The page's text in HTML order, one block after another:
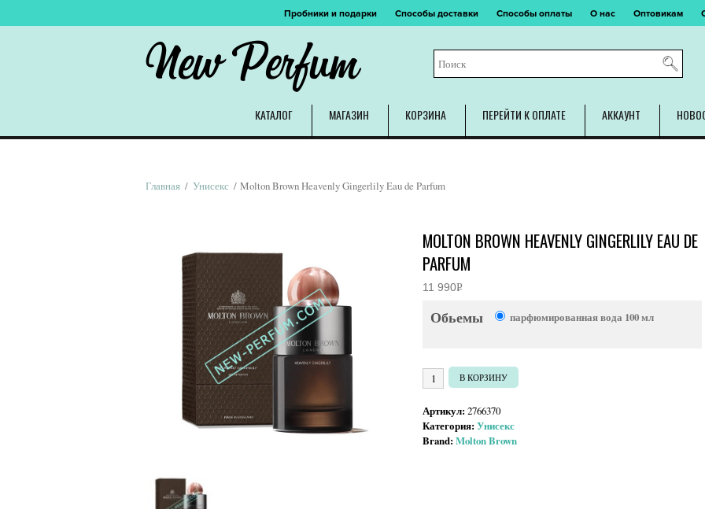
Пробники и подарки Способы доставки Способы оплаты О нас Оптовикам
New Perfum
КАТАЛОГ МАГАЗИН КОРЗИНА ПЕРЕЙТИ К ОПЛАТЕ АККАУНТ
Главная / Унисекс / Molton Brown Heavenly Gingerlily Eau de Parfum
MOLTON BROWN HEAVENLY GINGERLILY EAU DE
PARFUM
11 990Р
Обьемы парфюмированная вода 100 мл
Количество товара Molton Brown Heavenly Gingerlily Eau de
В КОРЗИНУ
Артикул:2766370
Категория:Унисекс
Brand:Molton Brown